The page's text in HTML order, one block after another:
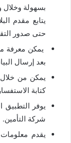
بسهولة
يتابع مقدم
حتى صدور
يمكن معرفة
بعد إرسال
يمكن من
كتابة
يوفر
شركة التأمين.
يقدم